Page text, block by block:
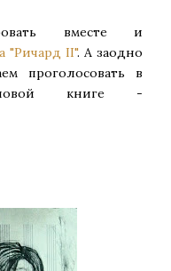
вместе и
"Ричард II". А заодно
проголосовать в
книге -